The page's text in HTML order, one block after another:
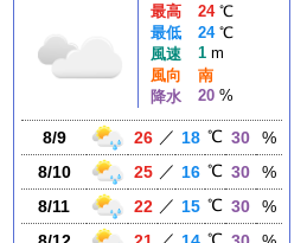
最高
24℃
最低
24℃
風速
1 m
風向
南
降水
20 %
8/9 26 ／ 18 ℃ 30
%
8/10
25 ／ 16 ℃ 30
%
8/11
22 ／ 15 ℃ 30
%